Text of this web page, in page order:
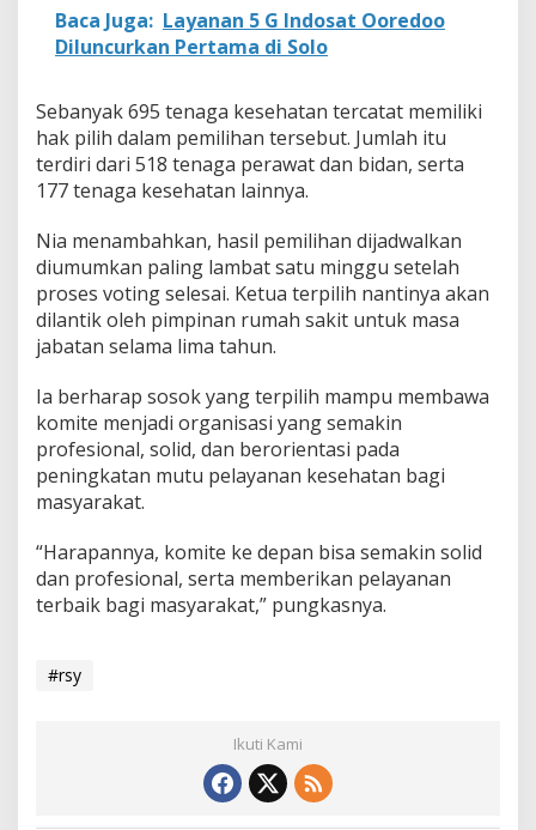
Baca Juga: Layanan 5 G Indosat Ooredoo
Diluncurkan Pertama di Solo
Sebanyak 695 tenaga kesehatan tercatat memiliki
hak pilih dalam pemilihan tersebut. Jumlah itu
terdiri dari 518 tenaga perawat dan bidan, serta
177 tenaga kesehatan lainnya.
Nia menambahkan, hasil pemilihan dijadwalkan
diumumkan paling lambat satu minggu setelah
proses voting selesai. Ketua terpilih nantinya akan
dilantik oleh pimpinan rumah sakit untuk masa
jabatan selama lima tahun.
Ia berharap sosok yang terpilih mampu membawa
komite menjadi organisasi yang semakin
profesional, solid, dan berorientasi pada
peningkatan mutu pelayanan kesehatan bagi
masyarakat.
“Harapannya, komite ke depan bisa semakin solid
dan profesional, serta memberikan pelayanan
terbaik bagi masyarakat,” pungkasnya.
#rsy
Ikuti Kami